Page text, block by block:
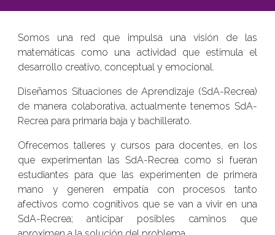
Somos una red que impulsa una visión de las
matemáticas como una actividad que estimula el
desarrollo creativo, conceptual y emocional.
Diseñamos Situaciones de Aprendizaje (SdA-Recrea)
de manera colaborativa, actualmente tenemos SdA-
Recrea para primaria baja y bachillerato.
Ofrecemos talleres y cursos para docentes, en los
que experimentan las SdA-Recrea como si fueran
estudiantes para que las experimenten de primera
mano y generen empatía con procesos tanto
afectivos como cognitivos que se van a vivir en una
SdA-Recrea; anticipar posibles caminos que